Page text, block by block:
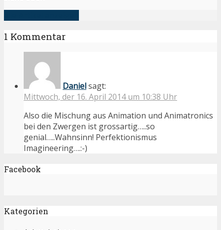
1 Kommentar
Danielsagt:
Mittwoch, der 16. April 2014 um 10:38 Uhr
Also die Mischung aus Animation und Animatronics
bei den Zwergen ist grossartig…..so
genial…..Wahnsinn! Perfektionismus
Imagineering….:-)
Facebook
Kategorien